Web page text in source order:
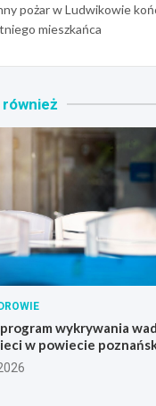
pożar w Ludwikowie
mieszkańca
wykrywania wad
w powiecie